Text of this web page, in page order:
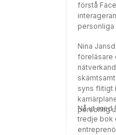
förstå
personliga
Nina
föreläsare
syns flitigt
personlig
Nå ut med
tredje bok